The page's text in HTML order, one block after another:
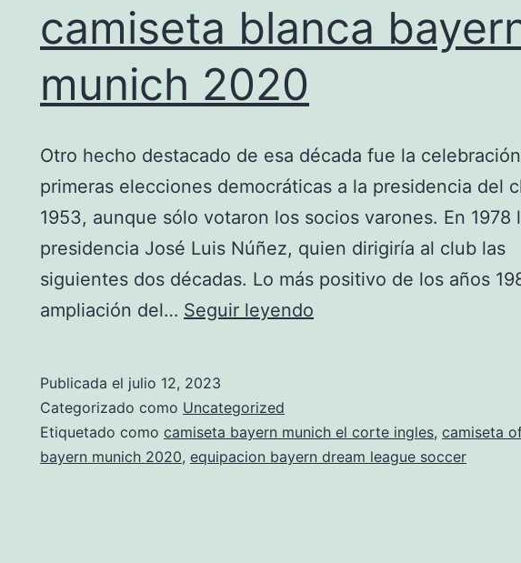
camiseta blanca
munich 2020
Otro hecho destacado de esa década fue la
primeras elecciones democráticas a la presidencia del
1953, aunque sólo votaron los socios varones. En 1978
presidencia José Luis Núñez, quien dirigiría al club las
siguientes dos décadas. Lo más positivo de los años
ampliación del… Seguir leyendo
2020
Publicada el julio 12, 2023
Categorizado como Uncategorized
Etiquetado como camiseta bayern munich el corte ingles, camiseta
bayern munich 2020, equipacion bayern dream league soccer